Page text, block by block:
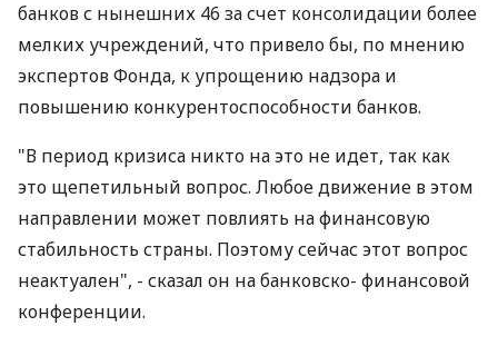
банков с нынешних 46 за счет консолидации более
мелких учреждений, что привело бы, по мнению
экспертов Фонда, к упрощению надзора и
повышению конкурентоспособности банков.
"В период кризиса никто на это не идет, так как
это щепетильный вопрос. Любое движение в этом
направлении может повлиять на финансовую
стабильность страны. Поэтому сейчас этот вопрос
неактуален", - сказал он на банковско- финансовой
конференции.